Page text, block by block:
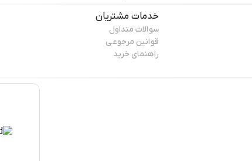
خدمات مشتریان
سوالات متداول
قوانین مرجوعی
راهنمای خرید